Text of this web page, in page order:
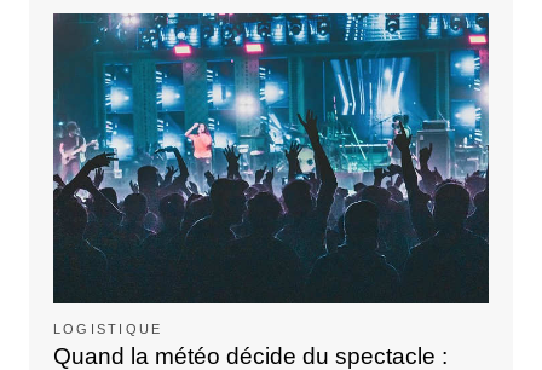
LOGISTIQUE
Quand la météo décide du spectacle :